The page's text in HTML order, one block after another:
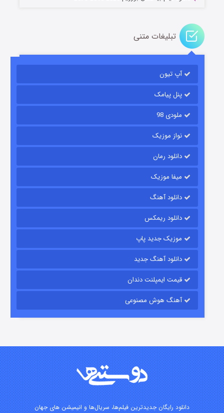
باب اسفنجی فصل ۱۷
قسمت۶ (زیرنویس) منتشر شد
قسمت۱۵ (دوبله) منتشر شد
تبلیغات متنی
آپ تیون
پنل پیامک
ملودی 98
نواز موزیک
دانلود رمان
میفا موزیک
دانلود آهنگ
دانلود ریمکس
موزیک جدید پاپ
دانلود آهنگ جدید
قیمت ایمپلنت دندان
آهنگ هوش مصنوعی
دانلود رایگان جدیدترین فیلم‌ها، سریال‌ها و انیمیشن های جهان